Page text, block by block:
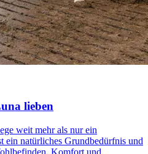
lieben
weit mehr als nur ein
ein natürliches Grundbedürfnis und
Komfort und